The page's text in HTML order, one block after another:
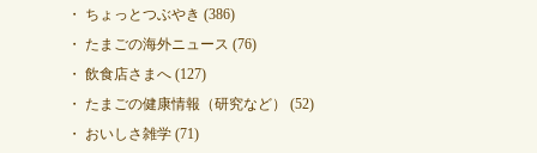
ちょっとつぶやき (386)
たまごの海外ニュース (76)
飲食店さまへ(127)
たまごの健康情報（研究など）
(52)
おいしさ雑学(71)